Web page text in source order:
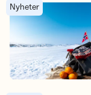
Åpningstider påsken
Nyheter